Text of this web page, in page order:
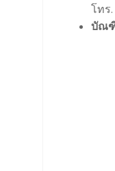
โทร
บัณฑิ